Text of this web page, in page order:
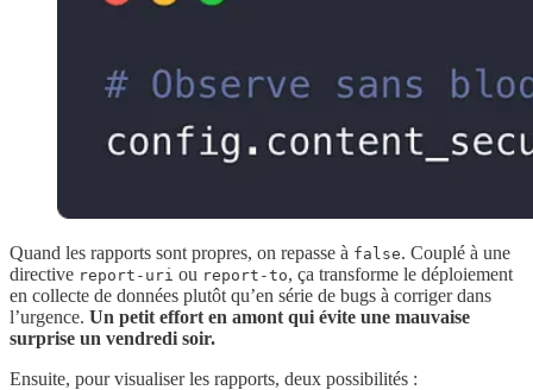
Quand les rapports sont propres, on repasse à false. Couplé à une
directive report-uri ou report-to, ça transforme le déploiement
en collecte de données plutôt qu’en série de bugs à corriger dans
l’urgence. Un petit effort en amont qui évite une mauvaise
surprise un vendredi soir.
Ensuite, pour visualiser les rapports, deux possibilités :